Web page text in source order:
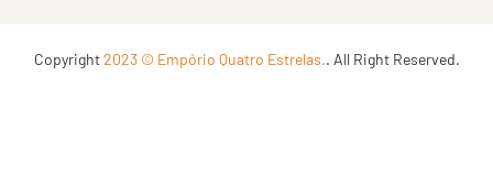
Copyright2023 © Empório Quatro Estrelas.. All Right Reserved.